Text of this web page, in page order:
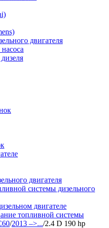
двигателя
двигателя
системы дизельного
двигателе
топливной системы
/2013 –>.../2.4 D 190 hp